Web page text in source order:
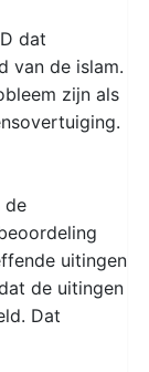
dat
van de islam.
zijn als
de
uitingen
de uitingen
Dat